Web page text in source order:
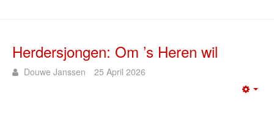
Herdersjongen: Om ’s Heren wil
Douwe Janssen 25 April 2026